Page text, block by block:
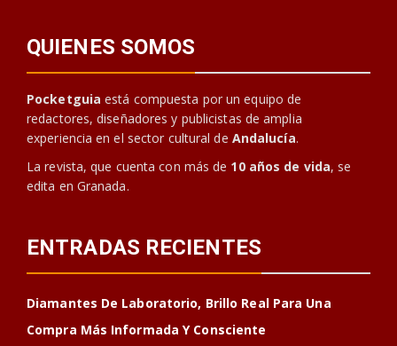
QUIENES SOMOS
Pocketguia está compuesta por un equipo de
redactores, diseñadores y publicistas de amplia
experiencia en el sector cultural de Andalucía.
La revista, que cuenta con más de 10 años de vida, se
edita en Granada.
ENTRADAS RECIENTES
Diamantes De Laboratorio, Brillo Real Para Una
Compra Más Informada Y Consciente